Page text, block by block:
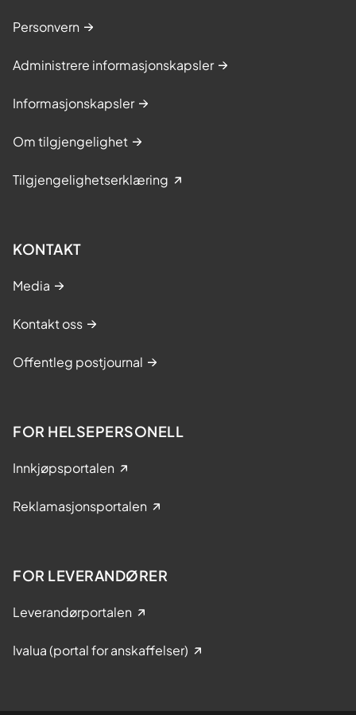
Personvern
Administrere informasjonskapsler
Informasjonskapsler
Om tilgjengelighet
Tilgjengelighetserklæring
KONTAKT
Media
Kontakt oss
Offentleg postjournal
FOR HELSEPERSONELL
Innkjøpsportalen
Reklamasjonsportalen
FOR LEVERANDØRER
Leverandørportalen
Ivalua (portal for anskaffelser)